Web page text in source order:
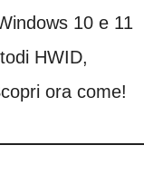
10 e 11
HWID,
ora come!